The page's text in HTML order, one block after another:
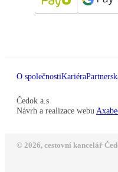
O společnostiKariéra
Čedok a.s
Návrh a realizace webu
© 2026, cestovní kancelář